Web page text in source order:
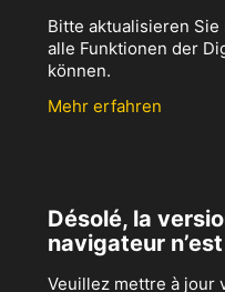
Bitte aktualisieren
alle Funktionen der
können.
Mehr erfahren
Désolé, la
navigateur
Veuillez mettre à jour